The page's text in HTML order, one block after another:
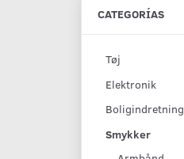
CATEGORÍAS
Tøj
Elektronik
Boligindretning
Smykker